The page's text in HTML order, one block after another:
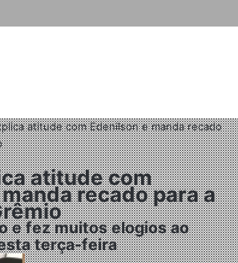
atitude com Edenilson e manda recado
atitude com
recado para a
e fez muitos elogios ao
terça-feira